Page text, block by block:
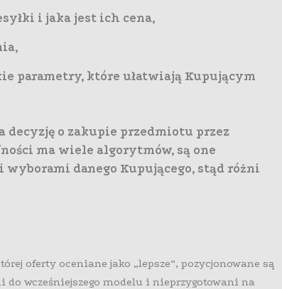
i jaka jest ich cena,
parametry, które ułatwiają Kupującym
o zakupie przedmiotu przez
ma wiele algorytmów, są one
danego Kupującego, stąd różni
oferty oceniane jako „lepsze”, pozycjonowane są
do wcześniejszego modelu i nieprzygotowani na